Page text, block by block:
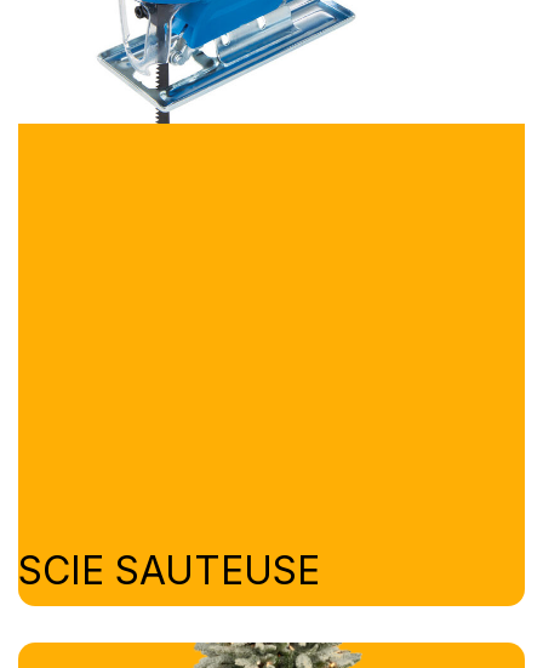
SCIE SAUTEUSE